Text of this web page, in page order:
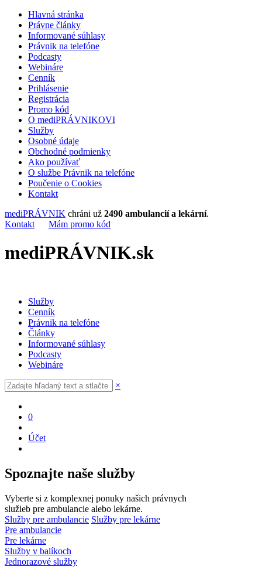
Hlavná stránka
Právne články
Informované súhlasy
Právnik na telefóne
Podcasty
Webináre
Cenník
Prihlásenie
Registrácia
Promo kód
O mediPRÁVNIKOVI
Služby
Osobné údaje
Obchodné podmienky
Ako používať
O službe Právnik na telefóne
Poučenie o Cookies
Kontakt
mediPRÁVNIK chráni už 2490 ambulancií a lekární.
Kontakt
Mám promo kód
mediPRÁVNIK.sk
Služby
Cenník
Právnik na telefóne
Články
Informované súhlasy
Podcasty
Webináre
×
0
Účet
Spoznajte naše služby
Vyberte si z komplexnej ponuky našich právnych
služieb pre ambulancie alebo lekárne.
Služby pre ambulancie Služby pre lekárne
Pre ambulancie
Pre lekárne
Služby v balíkoch
Jednorazové služby